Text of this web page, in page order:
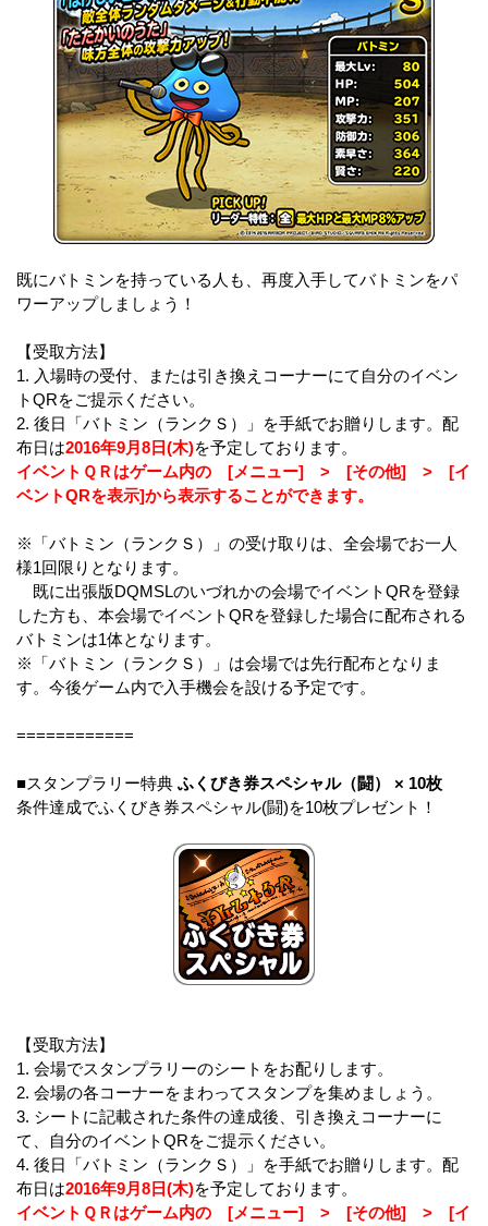
既にバトミンを持っている人も、再度入手してバトミンをパ
ワーアップしましょう！
【受取方法】
1. 入場時の受付、または引き換えコーナーにて自分のイベン
トQRをご提示ください。
2. 後日「バトミン（ランクＳ）」を手紙でお贈りします。配
布日は2016年9月8日(木)を予定しております。
イベントＱＲはゲーム内の [メニュー] > [その他] > [イ
ベントQRを表示]から表示することができます。
※「バトミン（ランクＳ）」の受け取りは、全会場でお一人
様1回限りとなります。
既に出張版DQMSLのいづれかの会場でイベントQRを登録
した方も、本会場でイベントQRを登録した場合に配布される
バトミンは1体となります。
※「バトミン（ランクＳ）」は会場では先行配布となりま
す。今後ゲーム内で入手機会を設ける予定です。
============
■スタンプラリー特典 ふくびき券スペシャル（闘） × 10枚
条件達成でふくびき券スペシャル(闘)を10枚プレゼント！
【受取方法】
1. 会場でスタンプラリーのシートをお配りします。
2. 会場の各コーナーをまわってスタンプを集めましょう。
3. シートに記載された条件の達成後、引き換えコーナーに
て、自分のイベントQRをご提示ください。
4. 後日「バトミン（ランクＳ）」を手紙でお贈りします。配
布日は2016年9月8日(木)を予定しております。
イベントＱＲはゲーム内の [メニュー] > [その他] > [イ